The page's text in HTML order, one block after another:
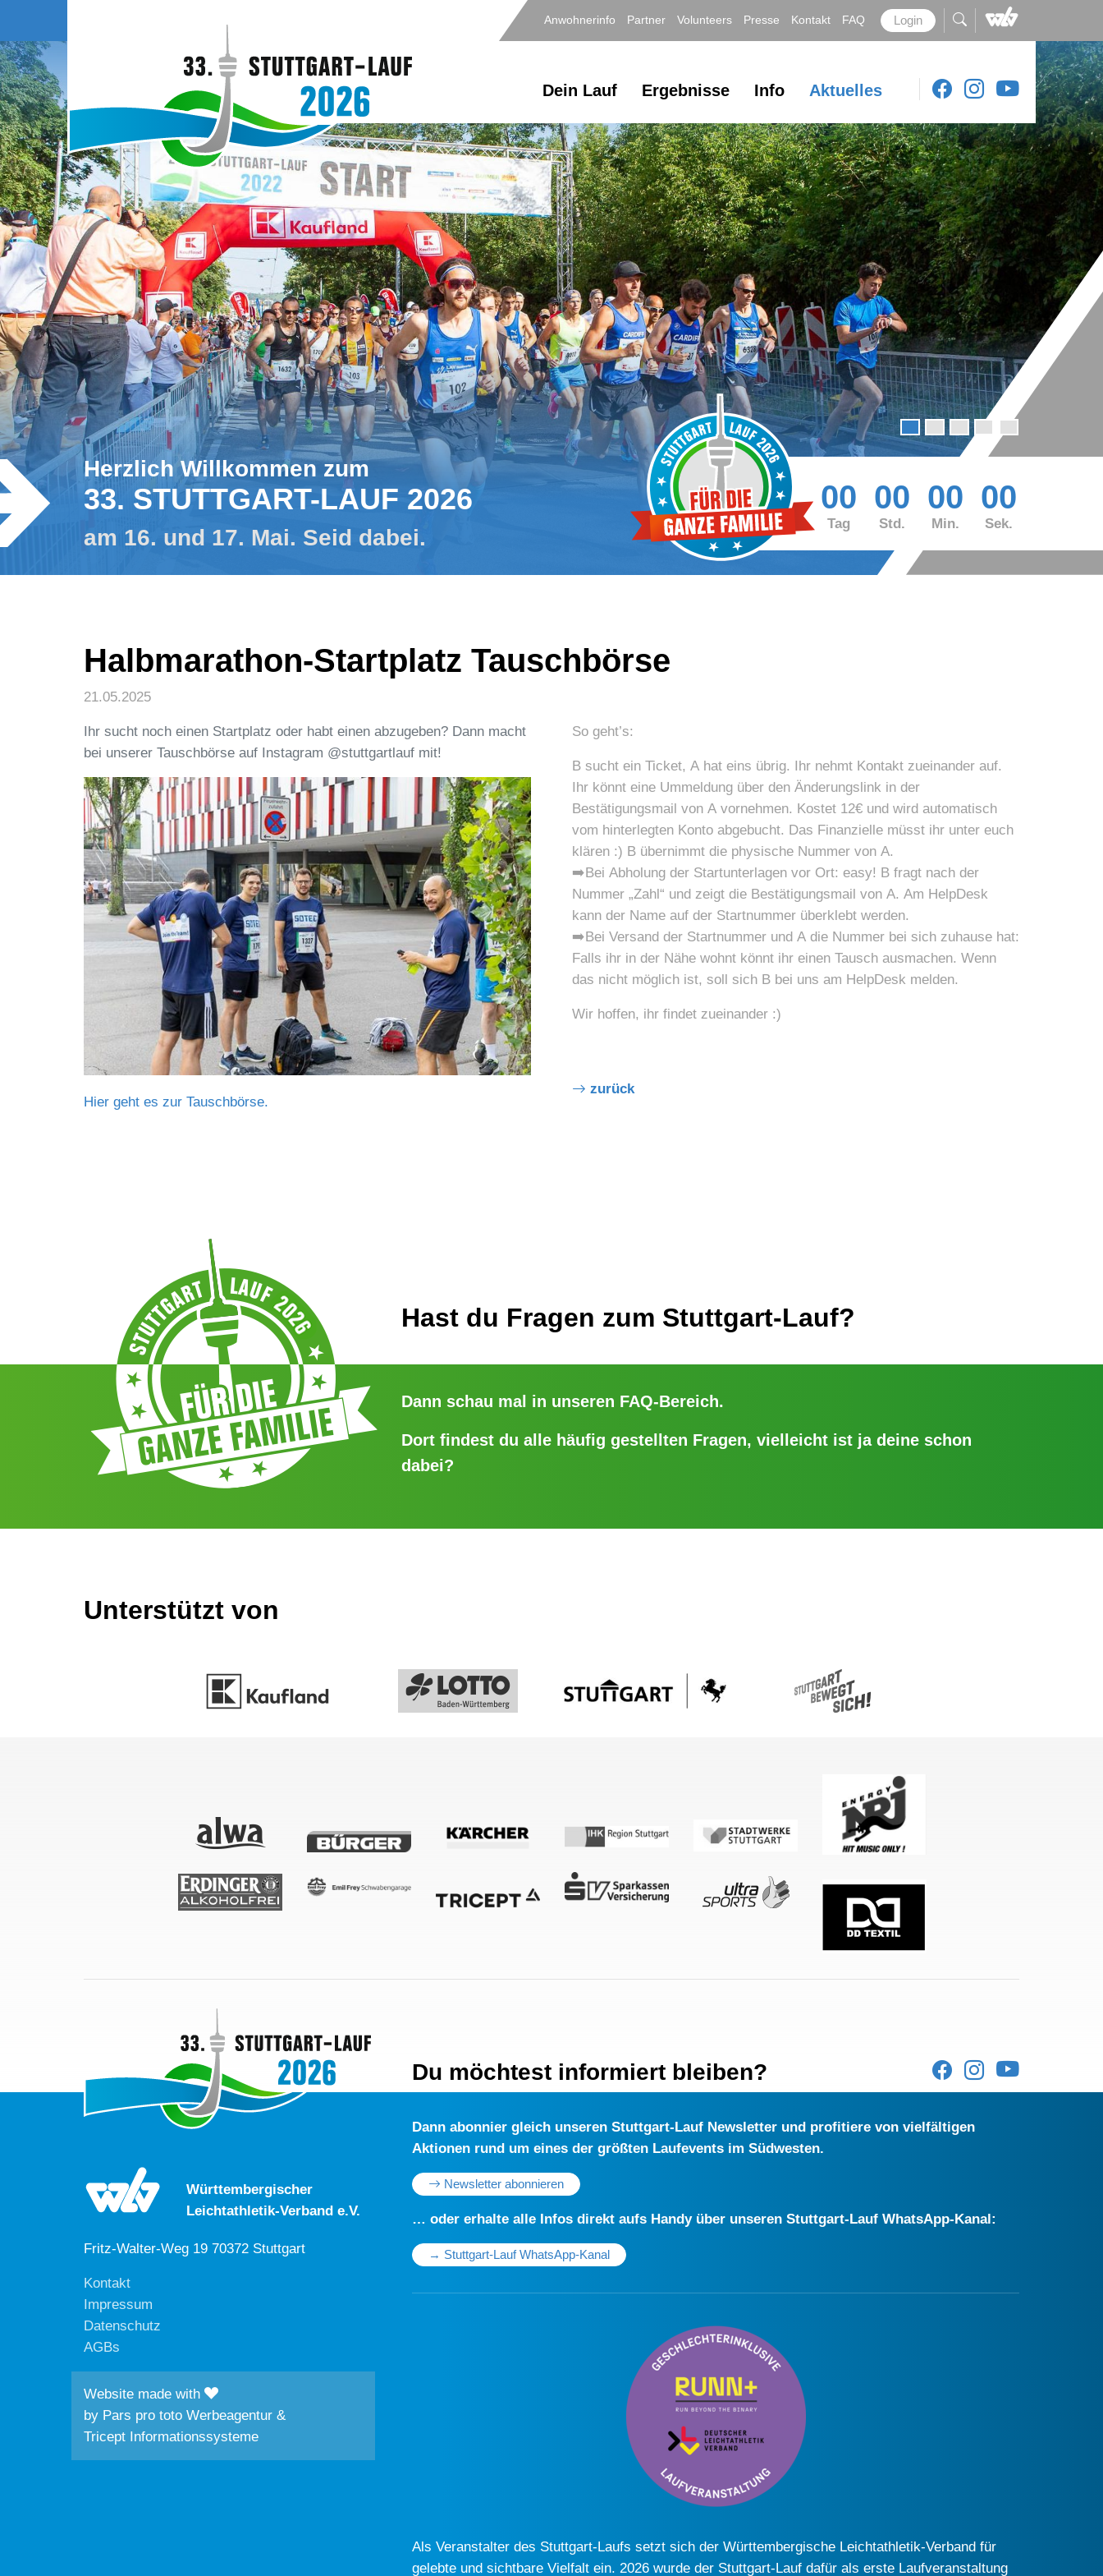
Anwohnerinfo Partner Volunteers Presse Kontakt FAQ Login
Dein Lauf Ergebnisse Info Aktuelles
Herzlich Willkommen zum
33. STUTTGART-LAUF 2026
am 16. und 17. Mai. Seid dabei.
00
Tag
00
Std.
00
Min.
00
Sek.
Halbmarathon-Startplatz Tauschbörse
21.05.2025
Ihr sucht noch einen Startplatz oder habt einen abzugeben? Dann macht
bei unserer Tauschbörse auf Instagram @stuttgartlauf mit!
Hier geht es zur Tauschbörse.
So geht’s:
B sucht ein Ticket, A hat eins übrig. Ihr nehmt Kontakt zueinander auf.
Ihr könnt eine Ummeldung über den Änderungslink in der
Bestätigungsmail von A vornehmen. Kostet 12€ und wird automatisch
vom hinterlegten Konto abgebucht. Das Finanzielle müsst ihr unter euch
klären :) B übernimmt die physische Nummer von A.
➡️Bei Abholung der Startunterlagen vor Ort: easy! B fragt nach der
Nummer „Zahl“ und zeigt die Bestätigungsmail von A. Am HelpDesk
kann der Name auf der Startnummer überklebt werden.
➡️Bei Versand der Startnummer und A die Nummer bei sich zuhause hat:
Falls ihr in der Nähe wohnt könnt ihr einen Tausch ausmachen. Wenn
das nicht möglich ist, soll sich B bei uns am HelpDesk melden.
Wir hoffen, ihr findet zueinander :)
zurück
Hast du Fragen zum Stuttgart-Lauf?
Dann schau mal in unseren FAQ-Bereich.
Dort findest du alle häufig gestellten Fragen, vielleicht ist ja deine schon
dabei?
Unterstützt von
Du möchtest informiert bleiben?
Württembergischer
Leichtathletik-Verband e.V.
Fritz-Walter-Weg 19 70372 Stuttgart
Kontakt
Impressum
Datenschutz
AGBs
Website made with
by Pars pro toto Werbeagentur &
Tricept Informationssysteme
Dann abonnier gleich unseren Stuttgart-Lauf Newsletter und profitiere von vielfältigen
Aktionen rund um eines der größten Laufevents im Südwesten.
Newsletter abonnieren
… oder erhalte alle Infos direkt aufs Handy über unseren Stuttgart-Lauf WhatsApp-Kanal:
→ Stuttgart-Lauf WhatsApp-Kanal
Als Veranstalter des Stuttgart-Laufs setzt sich der Württembergische Leichtathletik-Verband für
gelebte und sichtbare Vielfalt ein. 2026 wurde der Stuttgart-Lauf dafür als erste Laufveranstaltung